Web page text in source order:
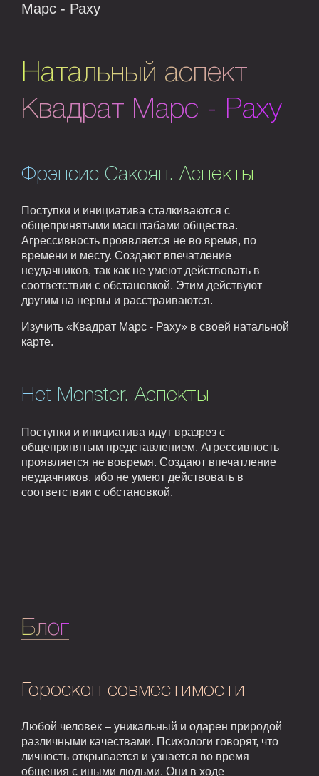
Марс - Раху
Натальный аспект
Квадрат Марс - Раху
Фрэнсис Сакоян. Аспекты
Поступки и инициатива сталкиваются с
общепринятыми масштабами общества.
Агрессивность проявляется не во время, по
времени и месту. Создают впечатление
неудачников, так как не умеют действовать в
соответствии с обстановкой. Этим действуют
другим на нервы и расстраиваются.
Изучить «Квадрат Марс - Раху» в своей натальной
карте.
Het Monster. Аспекты
Поступки и инициатива идут вразрез с
общепринятым представлением. Агрессивность
проявляется не вовремя. Создают впечатление
неудачников, ибо не умеют действовать в
соответствии с обстановкой.
Блог
Гороскоп совместимости
Любой человек – уникальный и одарен природой
различными качествами. Психологи говорят, что
личность открывается и узнается во время
общения с иными людьми. Они в ходе